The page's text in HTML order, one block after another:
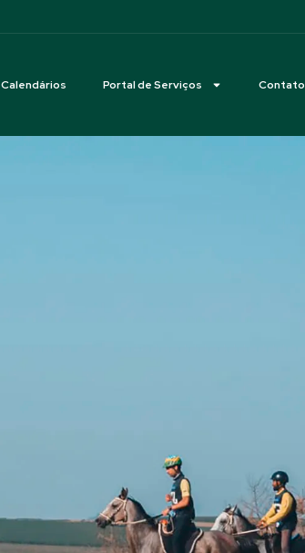
Calendários Portal de Serviços Contato